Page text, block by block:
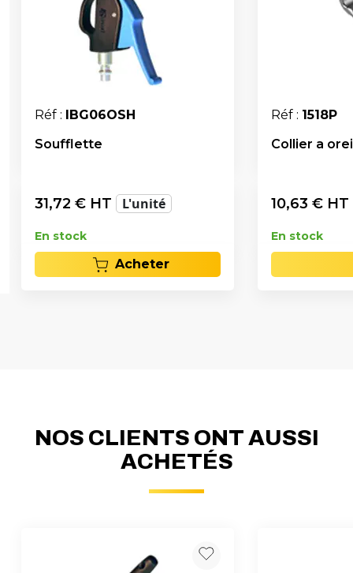
Réf : IBG06OSH
Soufflette
31,72 € HT L'unité
En stock
Acheter
Réf : 1518P
Collier a
10,63 € HT
En stock
NOS CLIENTS ONT AUSSI
ACHETÉS